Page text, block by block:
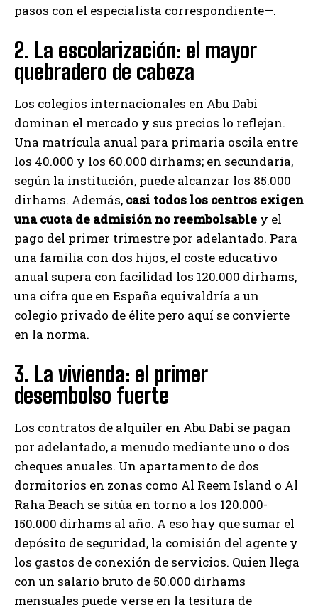
pasos con el especialista correspondiente—.
2. La escolarización: el mayor
quebradero de cabeza
Los colegios internacionales en Abu Dabi
dominan el mercado y sus precios lo reflejan.
Una matrícula anual para primaria oscila entre
los 40.000 y los 60.000 dirhams; en secundaria,
según la institución, puede alcanzar los 85.000
dirhams. Además, casi todos los centros exigen
una cuota de admisión no reembolsable y el
pago del primer trimestre por adelantado. Para
una familia con dos hijos, el coste educativo
anual supera con facilidad los 120.000 dirhams,
una cifra que en España equivaldría a un
colegio privado de élite pero aquí se convierte
en la norma.
3. La vivienda: el primer
desembolso fuerte
Los contratos de alquiler en Abu Dabi se pagan
por adelantado, a menudo mediante uno o dos
cheques anuales. Un apartamento de dos
dormitorios en zonas como Al Reem Island o Al
Raha Beach se sitúa en torno a los 120.000-
150.000 dirhams al año. A eso hay que sumar el
depósito de seguridad, la comisión del agente y
los gastos de conexión de servicios. Quien llega
con un salario bruto de 50.000 dirhams
mensuales puede verse en la tesitura de